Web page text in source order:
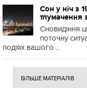
Сон у ніч з
тлумачення
Сновидіння
поточну
подіях вашого ...
БІЛЬШЕ МАТЕРІАЛІВ